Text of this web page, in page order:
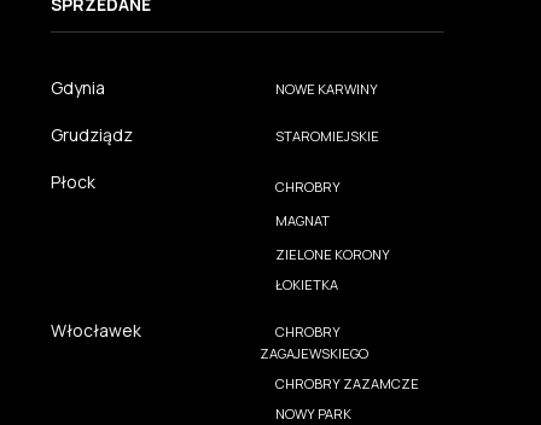
Gdynia NOWE KARWINY
Grudziądz STAROMIEJSKIE
Płock
CHROBRY
MAGNAT
ZIELONE KORONY
ŁOKIETKA
Włocławek
CHROBRY
ZAGAJEWSKIEGO
CHROBRY ZAZAMCZE
NOWY PARK